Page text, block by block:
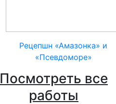
Рецепшн «Амазонка» и
«Псевдоморе»
Посмотреть все
работы